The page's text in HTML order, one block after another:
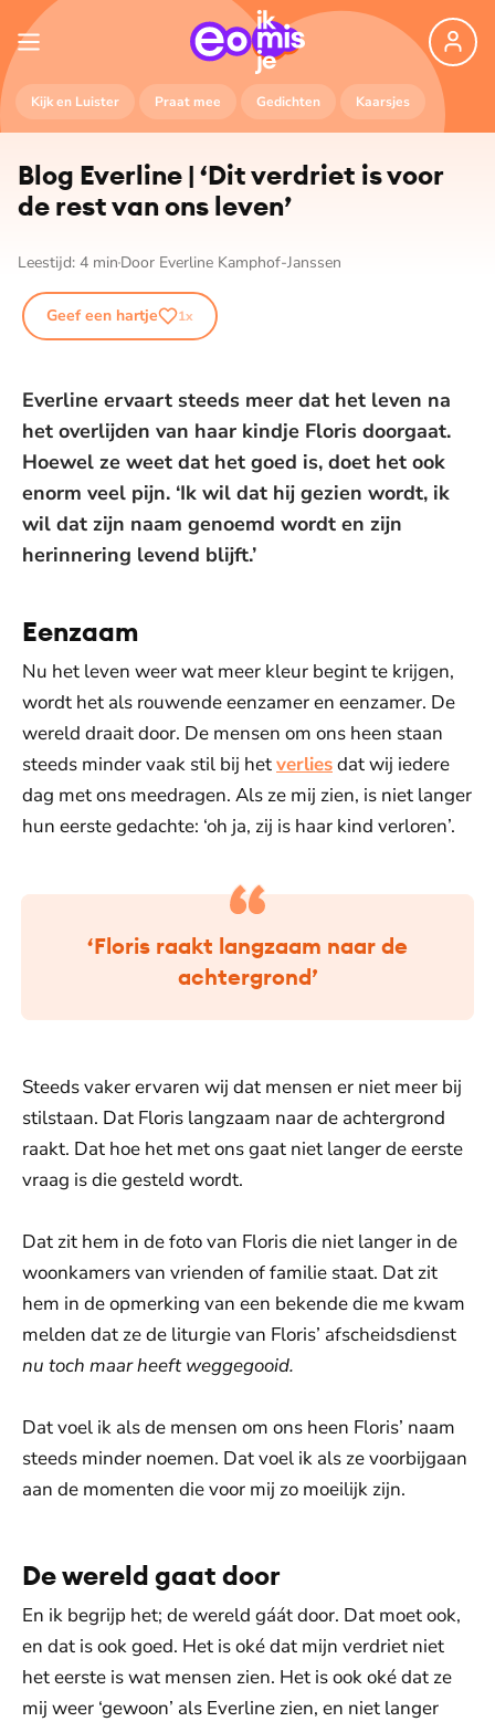
Kijk en Luister Praat mee Gedichten Kaarsjes
Blog Everline | ‘Dit verdriet is voor
de rest van ons leven’
Leestijd: 4 min Door Everline Kamphof-Janssen
Geef een hartje 1x
Everline ervaart steeds meer dat het leven na
het overlijden van haar kindje Floris doorgaat.
Hoewel ze weet dat het goed is, doet het ook
enorm veel pijn. ‘Ik wil dat hij gezien wordt, ik
wil dat zijn naam genoemd wordt en zijn
herinnering levend blijft.’
Eenzaam
Nu het leven weer wat meer kleur begint te krijgen,
wordt het als rouwende eenzamer en eenzamer. De
wereld draait door. De mensen om ons heen staan
steeds minder vaak stil bij hetverliesdat wij iedere
dag met ons meedragen. Als ze mij zien, is niet langer
hun eerste gedachte: ‘oh ja, zij is haar kind verloren’.
‘Floris raakt langzaam naar de
achtergrond’
Steeds vaker ervaren wij dat mensen er niet meer bij
stilstaan. Dat Floris langzaam naar de achtergrond
raakt. Dat hoe het met ons gaat niet langer de eerste
vraag is die gesteld wordt.
Dat zit hem in de foto van Floris die niet langer in de
woonkamers van vrienden of familie staat. Dat zit
hem in de opmerking van een bekende die me kwam
melden dat ze de liturgie van Floris’ afscheidsdienst
nu toch maar heeft weggegooid.
Dat voel ik als de mensen om ons heen Floris’ naam
steeds minder noemen. Dat voel ik als ze voorbijgaan
aan de momenten die voor mij zo moeilijk zijn.
De wereld gaat door
En ik begrijp het; de wereld gáát door. Dat moet ook,
en dat is ook goed. Het is oké dat mijn verdriet niet
het eerste is wat mensen zien. Het is ook oké dat ze
mij weer ‘gewoon’ als Everline zien, en niet langer